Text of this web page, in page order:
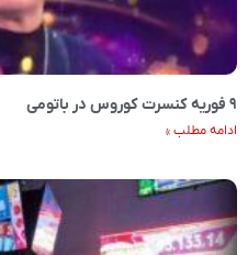
۹ فوریه کنسرت کوروس در باتومی
ادامه مطلب »